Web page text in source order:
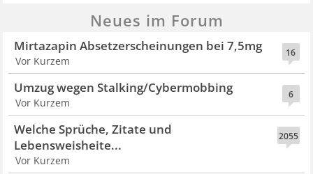
Neues im Forum
16
Mirtazapin Absetzerscheinungen bei 7,5mg
Vor Kurzem
6
Umzug wegen Stalking/Cybermobbing
Vor Kurzem
2055
Welche Sprüche, Zitate und
Lebensweisheite...
Vor Kurzem